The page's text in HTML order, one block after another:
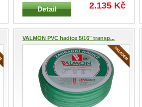
25m Zahradní PVC zploštitelná
...
Detail 2.135 Kč
VALMON PVC hadice 5/16" transp...